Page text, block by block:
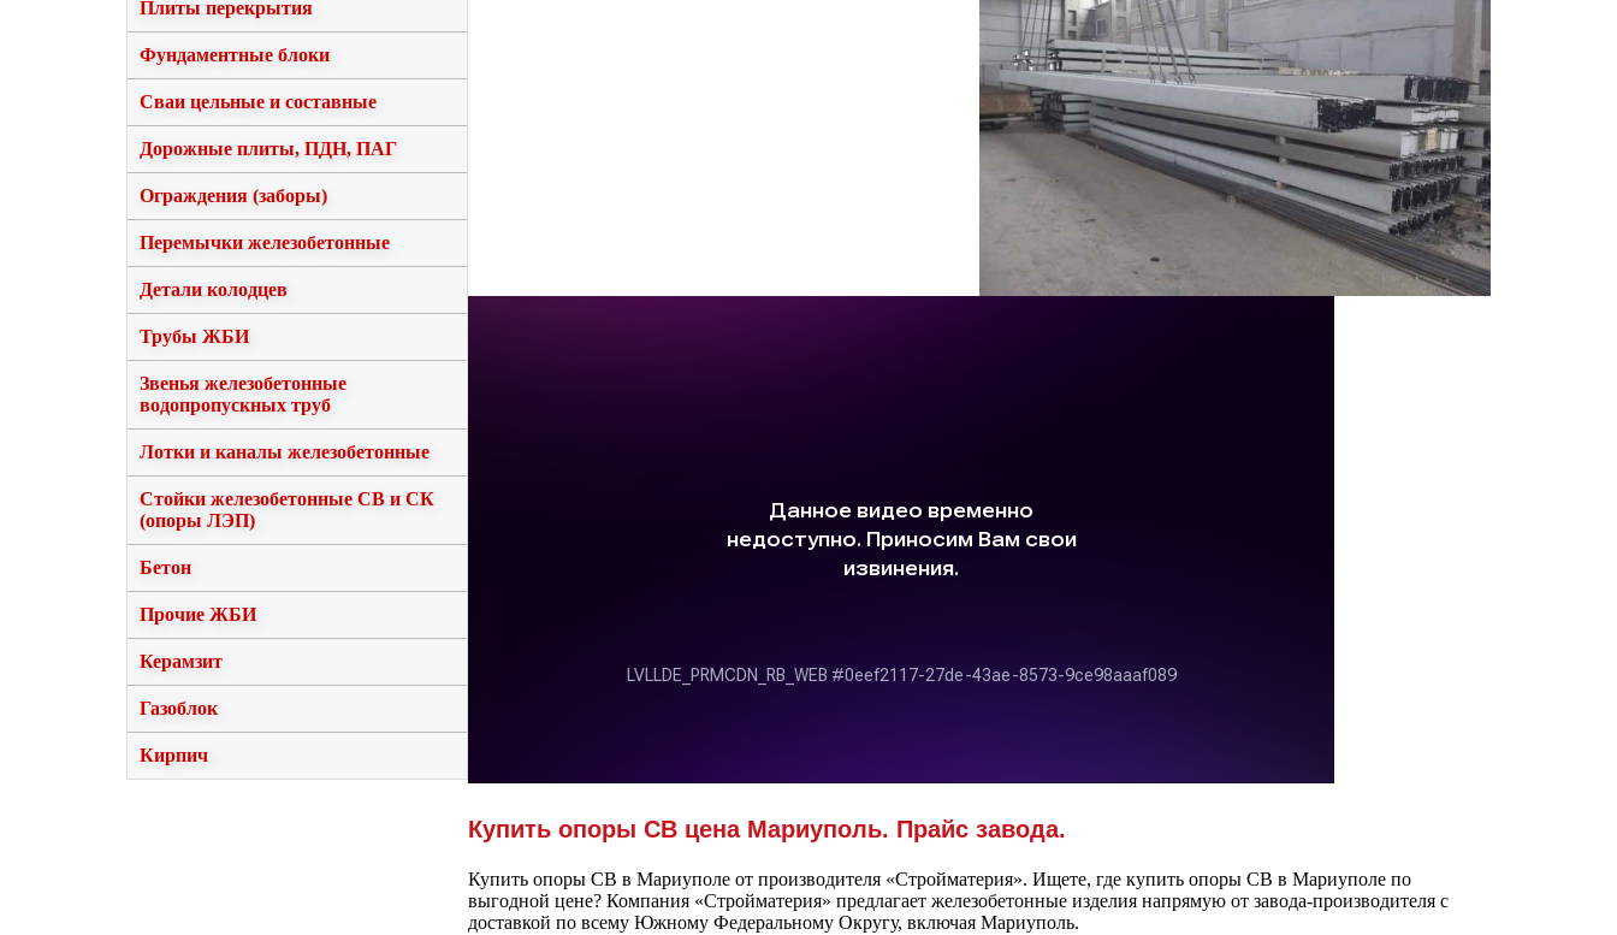
Плиты перекрытия
Фундаментные блоки
Сваи цельные и составные
Дорожные плиты, ПДН, ПАГ
Ограждения (заборы)
Перемычки железобетонные
Детали колодцев
Трубы ЖБИ
Звенья железобетонные
водопропускных труб
Лотки и каналы железобетонные
Стойки железобетонные СВ и СК
(опоры ЛЭП)
Бетон
Прочие ЖБИ
Керамзит
Газоблок
Кирпич
Купить опоры СВ цена Мариуполь. Прайс завода.
Купить опоры СВ в Мариуполе от производителя «Стройматерия». Ищете, где купить опоры СВ в Мариуполе по
выгодной цене? Компания «Стройматерия» предлагает железобетонные изделия напрямую от завода-производителя с
доставкой по всему Южному Федеральному Округу, включая Мариуполь.